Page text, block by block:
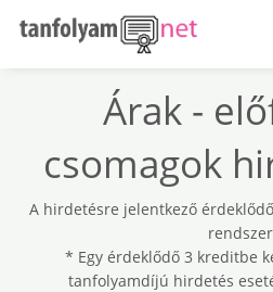
Árak -
csomagok
A hirdetésre jelentkező
* Egy érdeklődő 3 kreditbe
tanfolyamdíjú hirdetés